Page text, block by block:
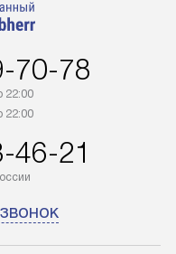
70-78
22:00
22:00
46-21